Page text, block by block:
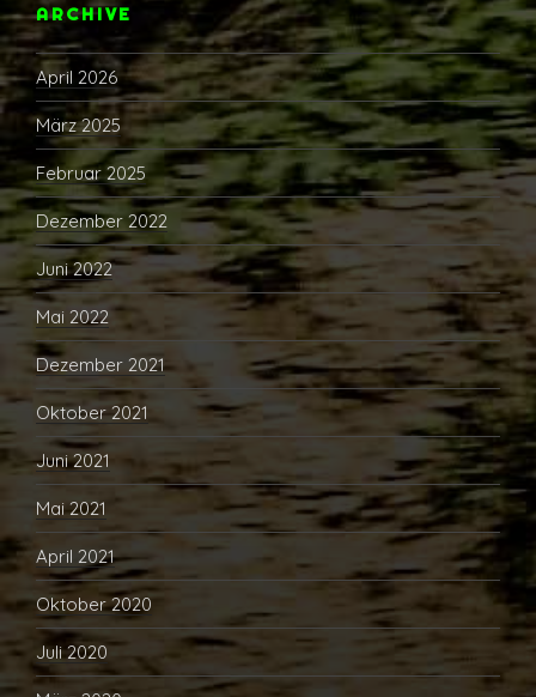
ARCHIVE
April 2026
März 2025
Februar 2025
Dezember 2022
Juni 2022
Mai 2022
Dezember 2021
Oktober 2021
Juni 2021
Mai 2021
April 2021
Oktober 2020
Juli 2020